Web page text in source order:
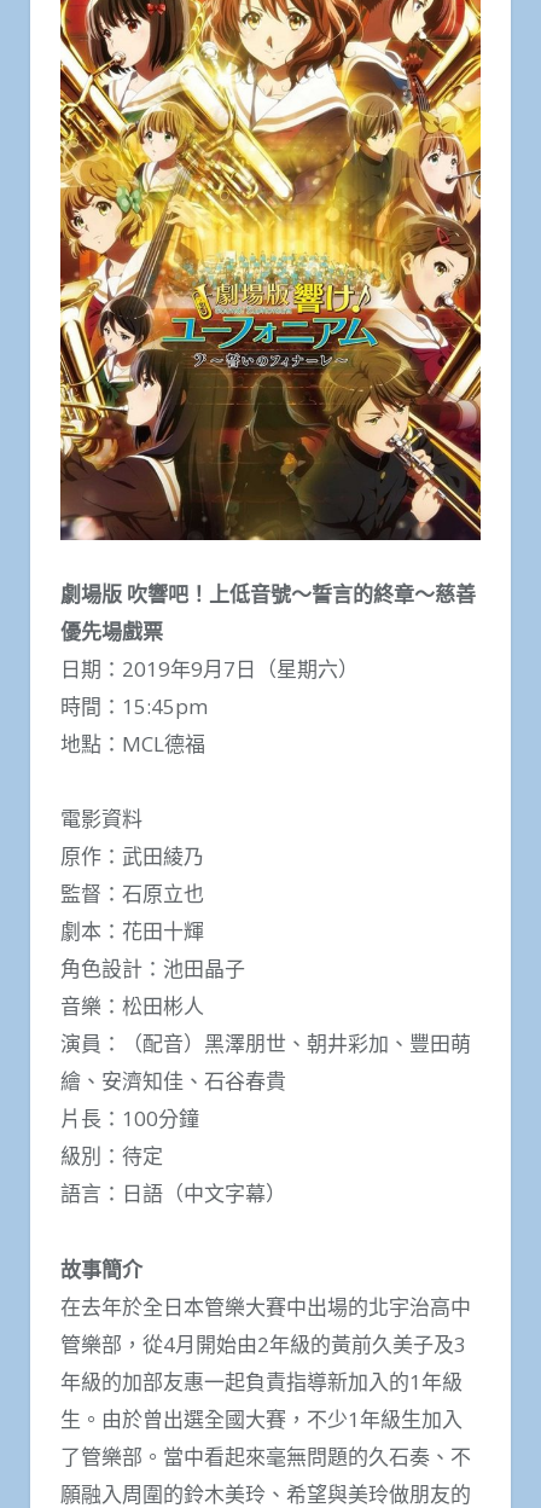
劇場版 吹響吧！上低音號～誓言的終章～慈善
優先場戲票
日期：2019年9月7日（星期六）
時間：15:45pm
地點：MCL德福
電影資料
原作：武田綾乃
監督：石原立也
劇本：花田十輝
角色設計：池田晶子
音樂：松田彬人
演員：（配音）黑澤朋世、朝井彩加、豐田萌
繪、安濟知佳、石谷春貴
片長：100分鐘
級別：待定
語言：日語（中文字幕）
故事簡介
在去年於全日本管樂大賽中出場的北宇治高中
管樂部，從4月開始由2年級的黃前久美子及3
年級的加部友惠一起負責指導新加入的1年級
生。由於曾出選全國大賽，不少1年級生加入
了管樂部。當中看起來毫無問題的久石奏、不
願融入周圍的鈴木美玲、希望與美玲做朋友的